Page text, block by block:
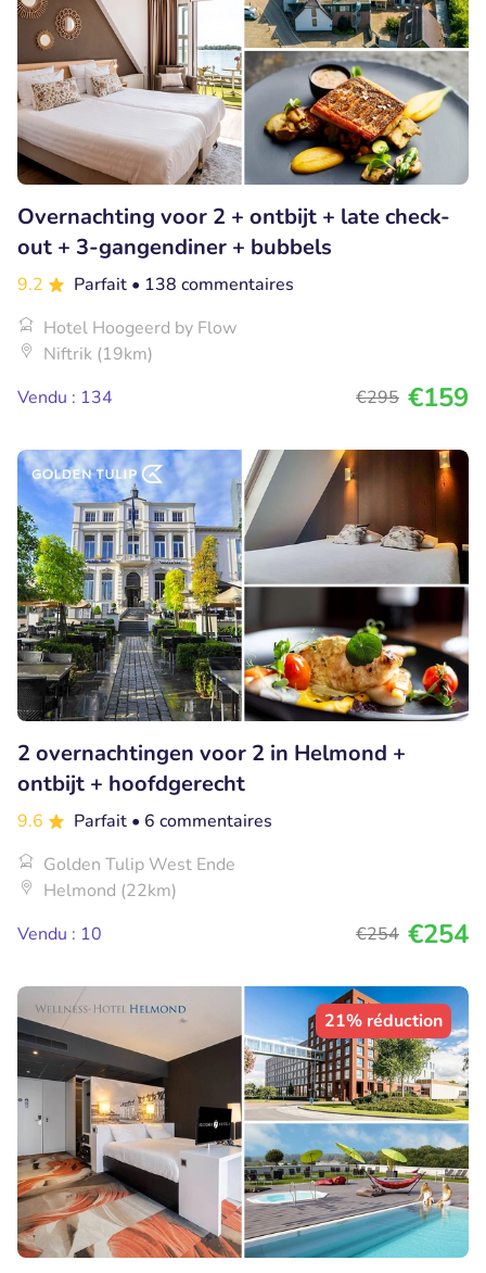
Overnachting voor 2 + ontbijt + late check-
out + 3-gangendiner + bubbels
9.2 Parfait • 138 commentaires
Hotel Hoogeerd by Flow
Niftrik (19km)
Vendu : 134
€295 €159
2 overnachtingen voor 2 in Helmond +
ontbijt + hoofdgerecht
9.6 Parfait • 6 commentaires
Golden Tulip West Ende
Helmond (22km)
Vendu : 10
€254 €254
21% réduction